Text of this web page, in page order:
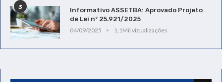
3
Informativo ASSETBA: Aprovado Projeto
de Lei nº 25.921/2025
04/09/2025
1,1Mil vizualizações